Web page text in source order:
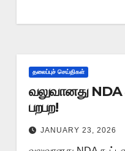
தலைப்புச் செய்திகள்
வலுவானது
பறபற!
JANUARY 23, 2026